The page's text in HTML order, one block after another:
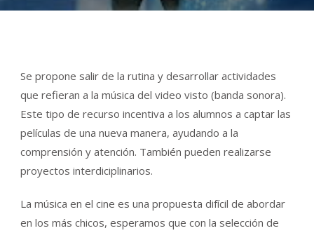
CINE
Se propone salir de la rutina y desarrollar actividades
que refieran a la música del video visto (banda sonora).
Este tipo de recurso incentiva a los alumnos a captar las
películas de una nueva manera, ayudando a la
comprensión y atención. También pueden realizarse
proyectos interdiciplinarios.
La música en el cine es una propuesta difícil de abordar
en los más chicos, esperamos que con la selección de